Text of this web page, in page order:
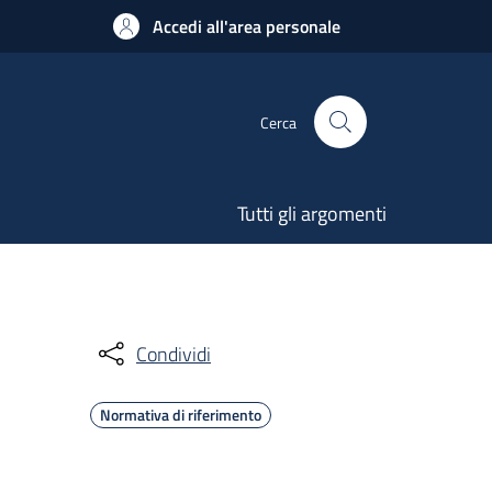
Accedi all'area personale
Cerca
Tutti gli argomenti
Condividi
Normativa di riferimento